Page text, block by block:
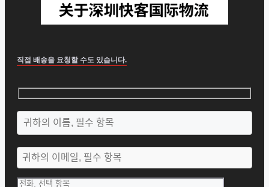
직접 배송을 요청할 수도 있습니다.